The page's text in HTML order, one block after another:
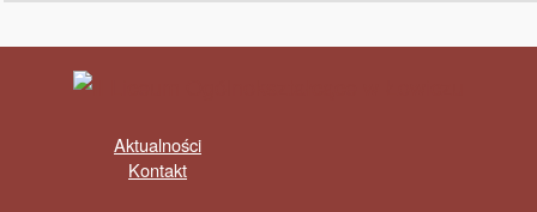
Aktualności
Kontakt